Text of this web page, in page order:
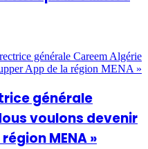
générale
voulons devenir
MENA »